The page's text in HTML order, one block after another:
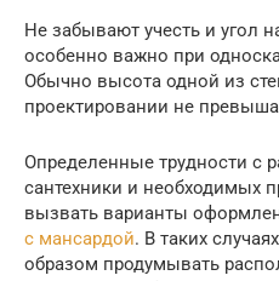
Не забывают учесть и угол
особенно важно при
Обычно высота одной из
проектировании не
Определенные трудности с
сантехники и необходимых
вызвать варианты
с мансардой. В таких
образом продумывать